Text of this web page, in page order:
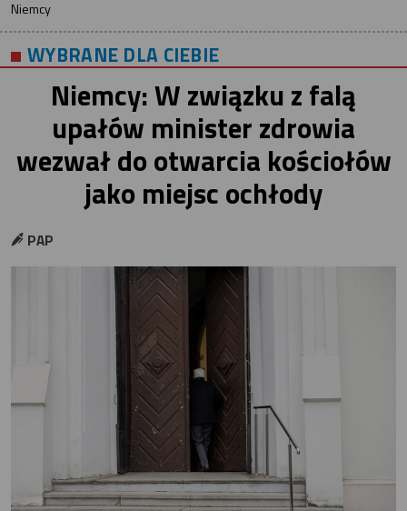
Niemcy
WYBRANE DLA CIEBIE
Niemcy: W związku z falą
upałów minister zdrowia
wezwał do otwarcia kościołów
jako miejsc ochłody
PAP